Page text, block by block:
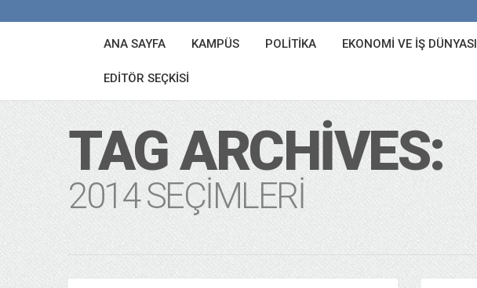
ANA SAYFA KAMPÜS POLITIKA EKONOMI VE İŞ DÜNYASI
EDITÖR SEÇKISI
TAG ARCHIVES:
2014 SEÇIMLERI